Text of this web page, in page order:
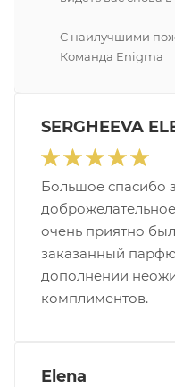
С наилучшими
Команда Enigma
SERGHEEVA
Большое спасибо
очень приятно
заказанный
дополнении
комплиментов.
Elena